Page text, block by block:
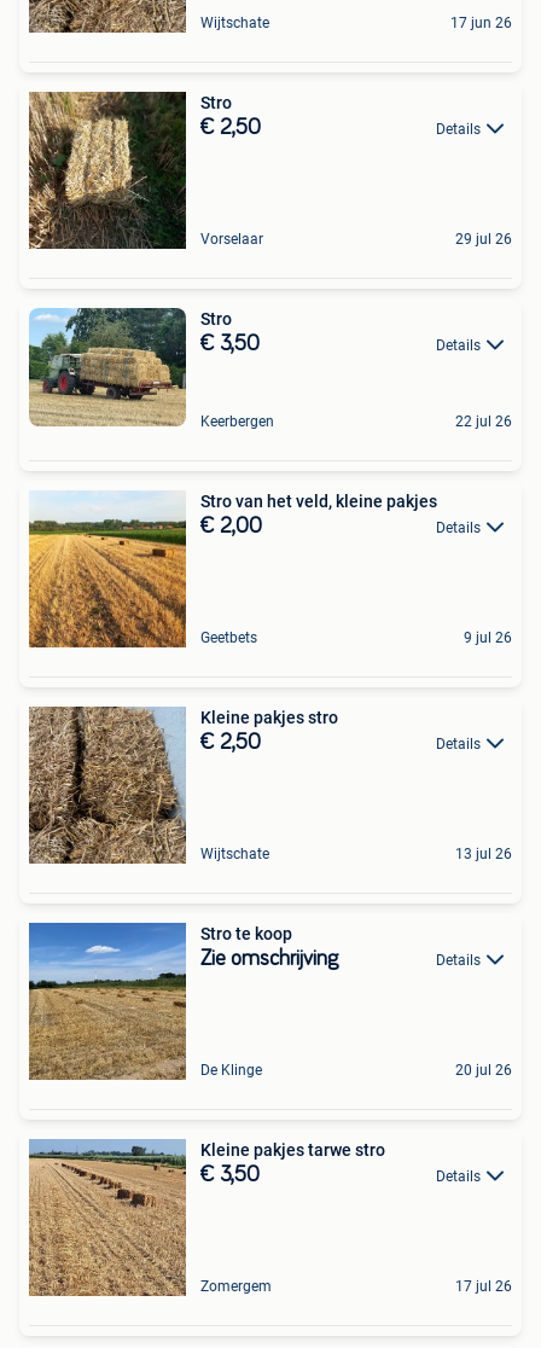
Wijtschate 17 jun 26
Stro
€ 2,50 Details
Vorselaar 29 jul 26
Stro
€ 3,50 Details
Keerbergen 22 jul 26
Stro van het veld, kleine pakjes
€ 2,00 Details
Geetbets 9 jul 26
Kleine pakjes stro
€ 2,50 Details
Wijtschate 13 jul 26
Stro te koop
Zie omschrijving Details
De Klinge 20 jul 26
Kleine pakjes tarwe stro
€ 3,50 Details
Zomergem 17 jul 26